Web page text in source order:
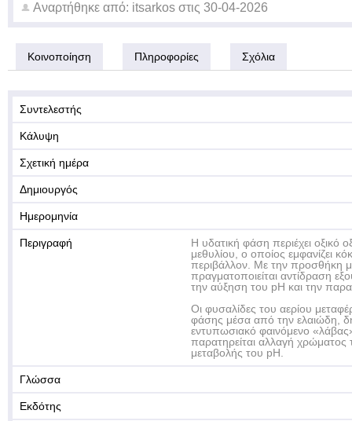
Αναρτήθηκε από: itsarkos στις 30-04-2026
Κοινοποίηση Πληροφορίες Σχόλια
Συντελεστής
Κάλυψη
Σχετική ημέρα
Δημιουργός
Ημερομηνία
Περιγραφή
Η υδατική φάση περιέχει οξικό
μεθυλίου, ο οποίος εμφανίζει
περιβάλλον. Με την προσθήκη
πραγματοποιείται αντίδραση
την αύξηση του pH και την
Οι φυσαλίδες του αερίου
φάσης μέσα από την ελαιώδη,
εντυπωσιακό φαινόμενο
παρατηρείται αλλαγή χρώματος
μεταβολής του pH.
Γλώσσα
Εκδότης